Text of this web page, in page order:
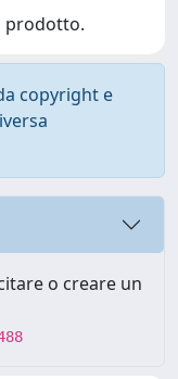
prodotto.
copyright e
o creare un